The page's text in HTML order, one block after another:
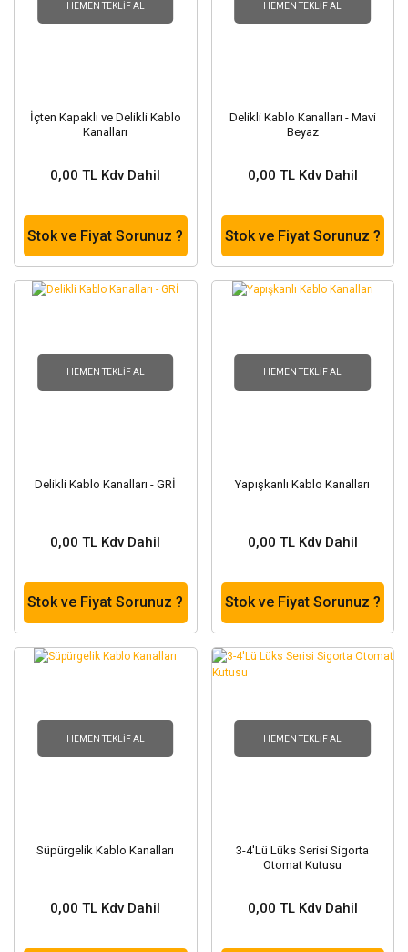
HEMEN TEKLIF AL
İçten Kapaklı ve Delikli Kablo
Kanalları
0,00 TL Kdv Dahil
Stok ve Fiyat Sorunuz ?
HEMEN TEKLIF AL
Delikli Kablo Kanalları - Mavi
Beyaz
0,00 TL Kdv Dahil
Stok ve Fiyat Sorunuz ?
HEMEN TEKLIF AL
Delikli Kablo Kanalları - GRİ
0,00 TL Kdv Dahil
Stok ve Fiyat Sorunuz ?
HEMEN TEKLIF AL
Yapışkanlı Kablo Kanalları
0,00 TL Kdv Dahil
Stok ve Fiyat Sorunuz ?
HEMEN TEKLIF AL
Süpürgelik Kablo Kanalları
0,00 TL Kdv Dahil
HEMEN TEKLIF AL
3-4'Lü Lüks Serisi Sigorta
Otomat Kutusu
0,00 TL Kdv Dahil